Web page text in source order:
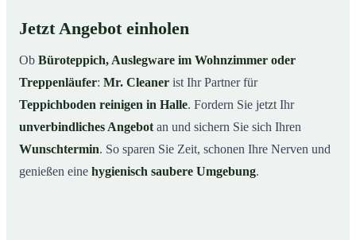
Jetzt Angebot einholen
Ob Büroteppich, Auslegware im Wohnzimmer oder
Treppenläufer: Mr. Cleaner ist Ihr Partner für
Teppichboden reinigen in Halle. Fordern Sie jetzt Ihr
unverbindliches Angebot an und sichern Sie sich Ihren
Wunschtermin. So sparen Sie Zeit, schonen Ihre Nerven und
genießen eine hygienisch saubere Umgebung.